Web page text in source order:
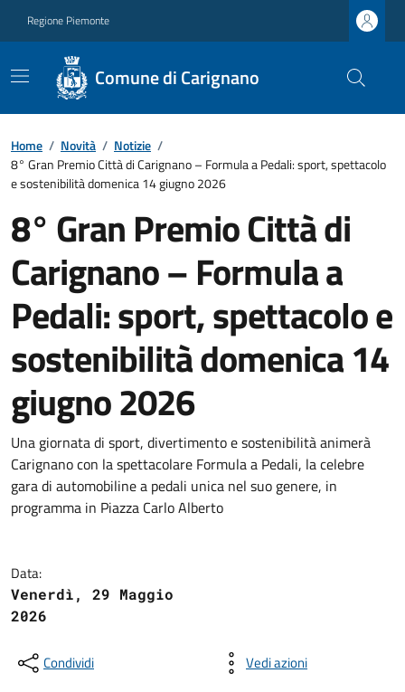
Regione Piemonte
Comune di Carignano
Home / Novità / Notizie /
8° Gran Premio Città di Carignano – Formula a Pedali: sport, spettacolo
e sostenibilità domenica 14 giugno 2026
8° Gran Premio Città di
Carignano – Formula a
Pedali: sport, spettacolo e
sostenibilità domenica 14
giugno 2026
Una giornata di sport, divertimento e sostenibilità animerà
Carignanocon la spettacolare Formula a Pedali, la celebre
gara di automobiline a pedali unica nel suo genere, in
programma in Piazza Carlo Alberto
Data:
Venerdì, 29 Maggio
2026
Condividi Vedi azioni